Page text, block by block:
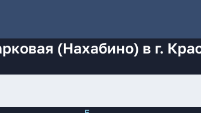
(Нахабино) в г.